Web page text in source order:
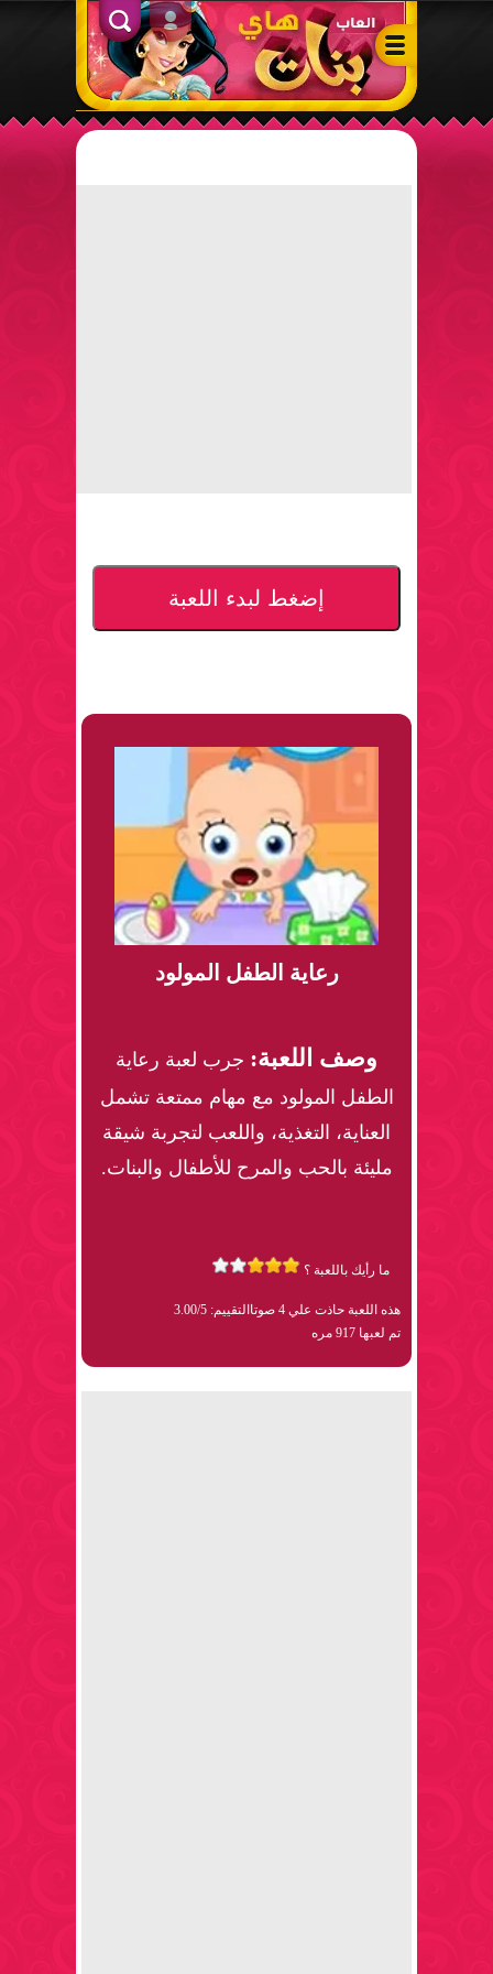
ألعاب بنات هاي – أفضل ألعاب تلبيس، مكياج، طبخ وأنشطة ممتعة
الدخول
إضغط لبدء اللعبة
رعاية الطفل المولود
وصف اللعبة: جرب لعبة رعاية
الطفل المولود مع مهام ممتعة تشمل
العناية، التغذية، واللعب لتجربة شيقة
مليئة بالحب والمرح للأطفال والبنات.
ما رأيك باللعبة ؟
هذه اللعبة حاذت علي 4 صوتا
التقييم: 3.00/5
تم لعبها 917 مره